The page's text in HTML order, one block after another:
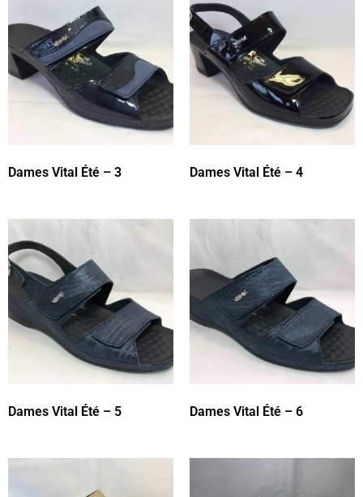
Dames Vital Été – 3 Dames Vital Été – 4
Dames Vital Été – 5 Dames Vital Été – 6